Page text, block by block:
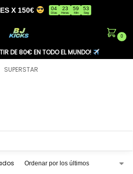
X 150€ 04
Días
23
Horas
59
Min
53
Seg
0
DE 80€ EN TODO EL MUNDO!
SUPERSTAR